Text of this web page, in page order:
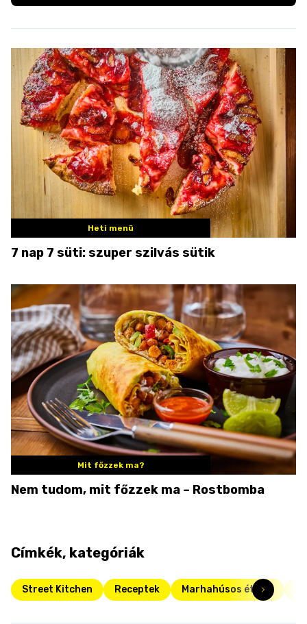
Heti menü
7 nap 7 süti: szuper szilvás sütik
Mit főzzek ma?
Nem tudom, mit főzzek ma – Rostbomba
Címkék, kategóriák
Street Kitchen Receptek Marhahúsos ételek